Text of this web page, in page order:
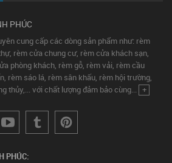
PHÚC
cung cấp các dòng sản phẩm như: rèm
rèm cửa chung cư, rèm cửa khách sạn,
phòng khách, rèm gỗ, rèm vải, rèm cầu
rèm sáo lá, rèm sân khấu, rèm hội trường,
thủy,... với chất lượng đảm bảo cùng... +
PHÚC: